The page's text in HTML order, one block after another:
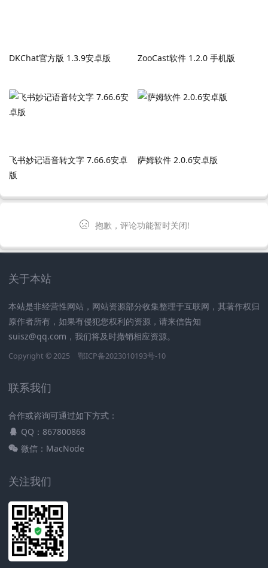
DKChat官方版 1.3.9安卓版 ZooCast软件 1.2.0 手机版
飞书妙记语音转文字 7.66.6安卓
版
萨姆软件 2.0.6安卓版
抱歉，评论功能暂时关闭!
关于本站
本站是非经营性网站，网站资源部分收集整理于互联网，其著作权归
原作者所有，如果有侵犯您权利的资源，请来信告知
suisz@qq.com，我们将及时撤销相应资源。
Copyright © 2025 鄂ICP备2023010193号-10
联系我们
合作或咨询可通过如下方式：
QQ：867800868
微信：MacNode
关注我们